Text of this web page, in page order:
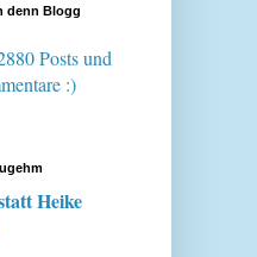
denn Blogg
Postsund
:)
Heike